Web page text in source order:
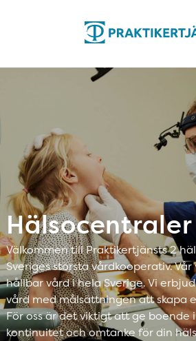
Välkommen till Praktikertjänsts 2
Sveriges största vårdkooperativ.
hållbar vård i hela Sverige. Vi
vård med målsättningen att skapa
För oss är det viktigt att ge boende
kontinuitet och omtanke för din